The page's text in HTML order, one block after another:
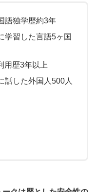
語独学歴約3年
学習した言語5ヶ国
用歴3年以上
話した外国人500人